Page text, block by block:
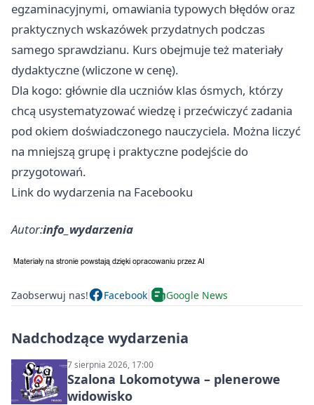
egzaminacyjnymi, omawiania typowych błędów oraz
praktycznych wskazówek przydatnych podczas
samego sprawdzianu. Kurs obejmuje też materiały
dydaktyczne (wliczone w cenę).
Dla kogo: głównie dla uczniów klas ósmych, którzy
chcą usystematyzować wiedzę i przećwiczyć zadania
pod okiem doświadczonego nauczyciela. Można liczyć
na mniejszą grupę i praktyczne podejście do
przygotowań.
Link do wydarzenia na Facebooku
Autor:info_wydarzenia
Zaobserwuj nas! Facebook Google News
Nadchodzące wydarzenia
7 sierpnia 2026, 17:00
Szalona Lokomotywa – plenerowe
widowisko